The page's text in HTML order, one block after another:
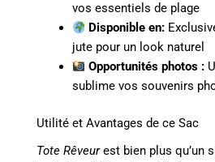
vos essentiels de plage
Disponible en:
jute pour un look naturel
Opportunités photos :
sublime vos souvenirs
Utilité et Avantages de ce Sac
Tote Rêveurest bien plus qu’un